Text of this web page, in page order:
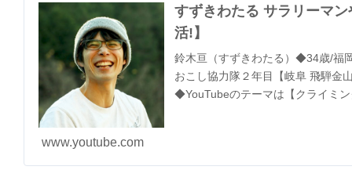
すずきわたる サラリーマ
活!】
鈴木亘（すずきわたる）◆34歳/福
おこし協力隊２年目【岐阜 飛騨金
◆YouTubeのテーマは【クライミ
www.youtube.com